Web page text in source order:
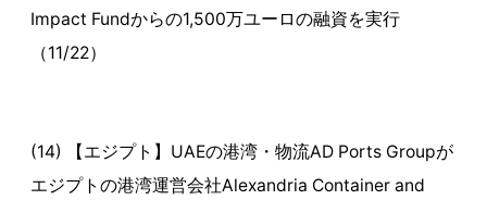
Impact Fundからの1,500万ユーロの融資を実行
（11/22）
(14) 【エジプト】UAEの港湾・物流AD Ports Groupが
エジプトの港湾運営会社Alexandria Container and